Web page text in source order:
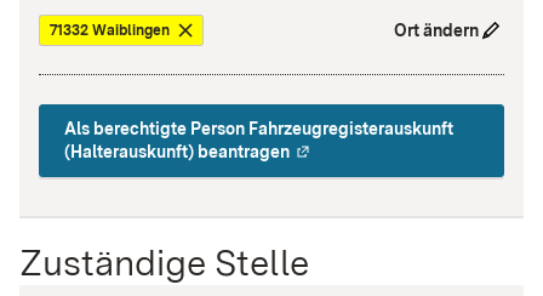
71332 Waiblingen Ort ändern
Als berechtigte Person Fahrzeugregisterauskunft
(Halterauskunft) beantragen
Zuständige Stelle